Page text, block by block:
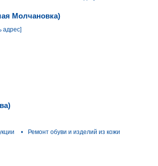
Молчановка)
адрес]
•
Ремонт обуви и изделий из кожи